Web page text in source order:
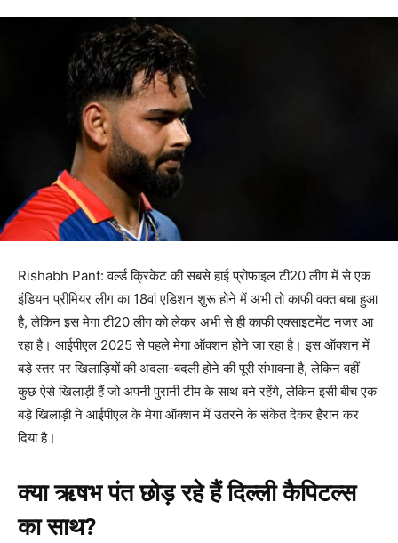
Rishabh Pant: वर्ल्ड क्रिकेट की सबसे हाई प्रोफाइल टी20 लीग में से एक
इंडियन प्रीमियर लीग का 18वां एडिशन शुरू होने में अभी तो काफी वक्त बचा हुआ
है, लेकिन इस मेगा टी20 लीग को लेकर अभी से ही काफी एक्साइटमेंट नजर आ
रहा है। आईपीएल 2025 से पहले मेगा ऑक्शन होने जा रहा है। इस ऑक्शन में
बड़े स्तर पर खिलाड़ियों की अदला-बदली होने की पूरी संभावना है, लेकिन वहीं
कुछ ऐसे खिलाड़ी हैं जो अपनी पुरानी टीम के साथ बने रहेंगे, लेकिन इसी बीच एक
बड़े खिलाड़ी ने आईपीएल के मेगा ऑक्शन में उतरने के संकेत देकर हैरान कर
दिया है।
क्या ऋषभ पंत छोड़ रहे हैं दिल्ली कैपिटल्स
का साथ?